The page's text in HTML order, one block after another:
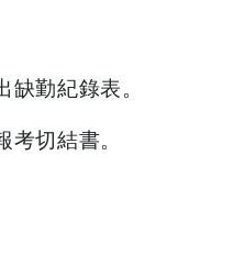
缺勤紀錄表。
考切結書。